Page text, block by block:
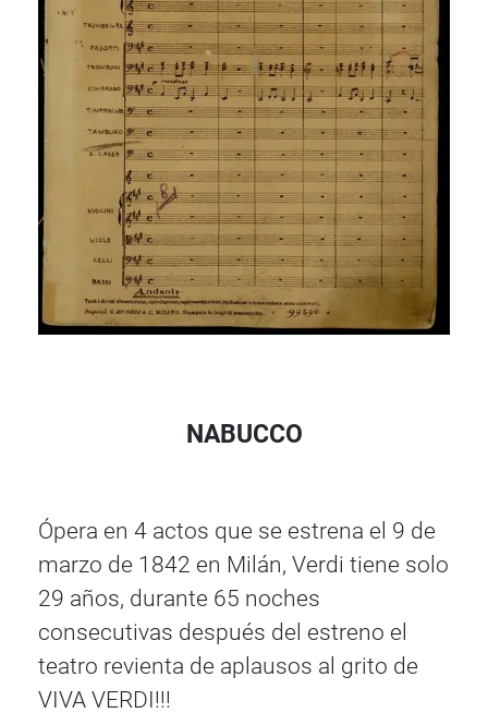
NABUCCO
Ópera en 4 actos que se estrena el 9 de
marzo de 1842 en Milán, Verdi tiene solo
29 años, durante 65 noches
consecutivas después del estreno el
teatro revienta de aplausos al grito de
VIVA VERDI!!!